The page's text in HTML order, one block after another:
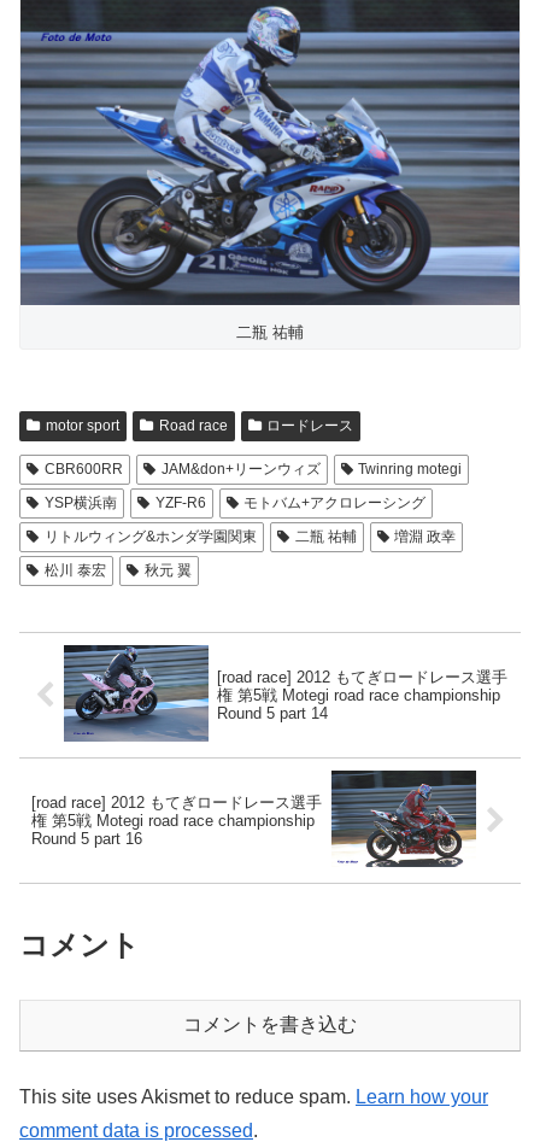
二瓶 祐輔
motor sport Road race ロードレース
CBR600RR JAM&don+リーンウィズ
Twinring motegi
YSP横浜南
YZF-R6
モトバム+アクロレーシング
リトルウィング&ホンダ学園関東
二瓶 祐輔
増淵 政幸
松川 泰宏
秋元 翼
[road race] 2012 もてぎロードレース選手
権 第5戦 Motegi road race championship
Round 5 part 14
[road race] 2012 もてぎロードレース選手
権 第5戦 Motegi road race championship
Round 5 part 16
コメント
コメントを書き込む
This site uses Akismet to reduce spam. Learn how your
comment data is processed.